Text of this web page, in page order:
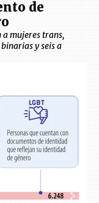
de
mujeres trans,
y seis a